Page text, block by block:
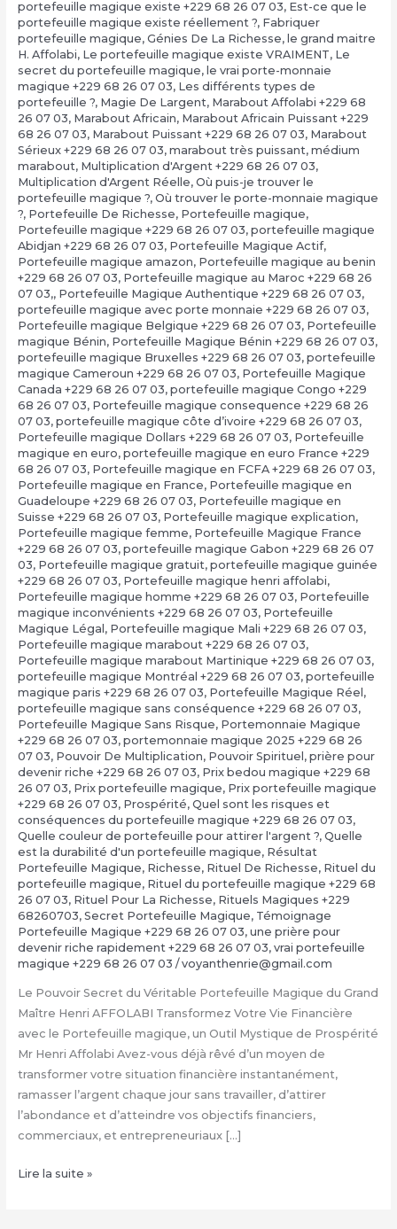
portefeuille magique existe +229 68 26 07 03, Est-ce que le
portefeuille magique existe réellement ?, Fabriquer
portefeuille magique, Génies De La Richesse, le grand maitre
H. Affolabi, Le portefeuille magique existe VRAIMENT, Le
secret du portefeuille magique, le vrai porte-monnaie
magique +229 68 26 07 03, Les différents types de
portefeuille ?, Magie De Largent, Marabout Affolabi +229 68
26 07 03, Marabout Africain, Marabout Africain Puissant +229
68 26 07 03, Marabout Puissant +229 68 26 07 03, Marabout
Sérieux +229 68 26 07 03, marabout très puissant, médium
marabout, Multiplication d'Argent +229 68 26 07 03,
Multiplication d'Argent Réelle, Où puis-je trouver le
portefeuille magique ?, Où trouver le porte-monnaie magique
?, Portefeuille De Richesse, Portefeuille magique,
Portefeuille magique +229 68 26 07 03, portefeuille magique
Abidjan +229 68 26 07 03, Portefeuille Magique Actif,
Portefeuille magique amazon, Portefeuille magique au benin
+229 68 26 07 03, Portefeuille magique au Maroc +229 68 26
07 03,, Portefeuille Magique Authentique +229 68 26 07 03,
portefeuille magique avec porte monnaie +229 68 26 07 03,
Portefeuille magique Belgique +229 68 26 07 03, Portefeuille
magique Bénin, Portefeuille Magique Bénin +229 68 26 07 03,
portefeuille magique Bruxelles +229 68 26 07 03, portefeuille
magique Cameroun +229 68 26 07 03, Portefeuille Magique
Canada +229 68 26 07 03, portefeuille magique Congo +229
68 26 07 03, Portefeuille magique consequence +229 68 26
07 03, portefeuille magique côte d’ivoire +229 68 26 07 03,
Portefeuille magique Dollars +229 68 26 07 03, Portefeuille
magique en euro, portefeuille magique en euro France +229
68 26 07 03, Portefeuille magique en FCFA +229 68 26 07 03,
Portefeuille magique en France, Portefeuille magique en
Guadeloupe +229 68 26 07 03, Portefeuille magique en
Suisse +229 68 26 07 03, Portefeuille magique explication,
Portefeuille magique femme, Portefeuille Magique France
+229 68 26 07 03, portefeuille magique Gabon +229 68 26 07
03, Portefeuille magique gratuit, portefeuille magique guinée
+229 68 26 07 03, Portefeuille magique henri affolabi,
Portefeuille magique homme +229 68 26 07 03, Portefeuille
magique inconvénients +229 68 26 07 03, Portefeuille
Magique Légal, Portefeuille magique Mali +229 68 26 07 03,
Portefeuille magique marabout +229 68 26 07 03,
Portefeuille magique marabout Martinique +229 68 26 07 03,
portefeuille magique Montréal +229 68 26 07 03, portefeuille
magique paris +229 68 26 07 03, Portefeuille Magique Réel,
portefeuille magique sans conséquence +229 68 26 07 03,
Portefeuille Magique Sans Risque, Portemonnaie Magique
+229 68 26 07 03, portemonnaie magique 2025 +229 68 26
07 03, Pouvoir De Multiplication, Pouvoir Spirituel, prière pour
devenir riche +229 68 26 07 03, Prix bedou magique +229 68
26 07 03, Prix portefeuille magique, Prix portefeuille magique
+229 68 26 07 03, Prospérité, Quel sont les risques et
conséquences du portefeuille magique +229 68 26 07 03,
Quelle couleur de portefeuille pour attirer l'argent ?, Quelle
est la durabilité d'un portefeuille magique, Résultat
Portefeuille Magique, Richesse, Rituel De Richesse, Rituel du
portefeuille magique, Rituel du portefeuille magique +229 68
26 07 03, Rituel Pour La Richesse, Rituels Magiques +229
68260703, Secret Portefeuille Magique, Témoignage
Portefeuille Magique +229 68 26 07 03, une prière pour
devenir riche rapidement +229 68 26 07 03, vrai portefeuille
magique +229 68 26 07 03 /voyanthenrie@gmail.com
Le Pouvoir Secret du Véritable Portefeuille Magique du Grand
Maître Henri AFFOLABI Transformez Votre Vie Financière
avec le Portefeuille magique, un Outil Mystique de Prospérité
Mr Henri Affolabi Avez-vous déjà rêvé d’un moyen de
transformer votre situation financière instantanément,
ramasser l’argent chaque jour sans travailler, d’attirer
l’abondance et d’atteindre vos objectifs financiers,
commerciaux, et entrepreneuriaux […]
Comment
Lire la suite »